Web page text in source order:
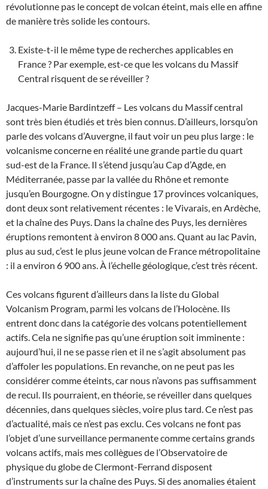
révolutionne pas le concept de volcan éteint, mais elle en affine
de manière très solide les contours.
Existe-t-il le même type de recherches applicables en
France ? Par exemple, est-ce que les volcans du Massif
Central risquent de se réveiller ?
Jacques-Marie Bardintzeff – Les volcans du Massif central
sont très bien étudiés et très bien connus. D’ailleurs, lorsqu’on
parle des volcans d’Auvergne, il faut voir un peu plus large : le
volcanisme concerne en réalité une grande partie du quart
sud-est de la France. Il s’étend jusqu’au Cap d’Agde, en
Méditerranée, passe par la vallée du Rhône et remonte
jusqu’en Bourgogne. On y distingue 17 provinces volcaniques,
dont deux sont relativement récentes : le Vivarais, en Ardèche,
et la chaîne des Puys. Dans la chaîne des Puys, les dernières
éruptions remontent à environ 8 000 ans. Quant au lac Pavin,
plus au sud, c’est le plus jeune volcan de France métropolitaine
: il a environ 6 900 ans. À l’échelle géologique, c’est très récent.
Ces volcans figurent d’ailleurs dans la liste du Global
Volcanism Program, parmi les volcans de l’Holocène. Ils
entrent donc dans la catégorie des volcans potentiellement
actifs. Cela ne signifie pas qu’une éruption soit imminente :
aujourd’hui, il ne se passe rien et il ne s’agit absolument pas
d’affoler les populations. En revanche, on ne peut pas les
considérer comme éteints, car nous n’avons pas suffisamment
de recul. Ils pourraient, en théorie, se réveiller dans quelques
décennies, dans quelques siècles, voire plus tard. Ce n’est pas
d’actualité, mais ce n’est pas exclu. Ces volcans ne font pas
l’objet d’une surveillance permanente comme certains grands
volcans actifs, mais mes collègues de l’Observatoire de
physique du globe de Clermont-Ferrand disposent
d’instruments sur la chaîne des Puys. Si des anomalies étaient